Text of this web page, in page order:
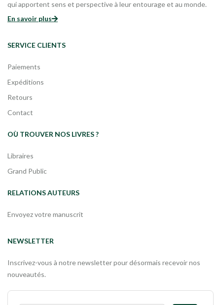
qui apportent sens et perspective à leur entourage et au monde.
En savoir plus
SERVICE CLIENTS
Paiements
Expéditions
Retours
Contact
OÙ TROUVER NOS LIVRES ?
Libraires
Grand Public
RELATIONS AUTEURS
Envoyez votre manuscrit
NEWSLETTER
Inscrivez-vous à notre newsletter pour désormais recevoir nos
nouveautés.